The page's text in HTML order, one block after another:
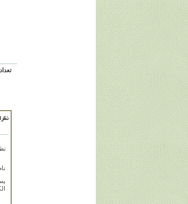
تعداد